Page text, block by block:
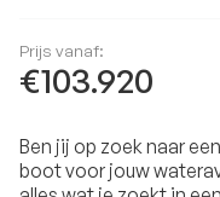
Prijs vanaf:
€103.920
Ben jij op zoek naar
boot voor jouw